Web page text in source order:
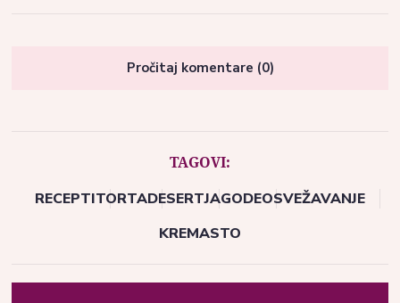
Pročitaj komentare (0)
TAGOVI:
RECEPTITORTADESERTJAGODEOSVEŽAVANJE
KREMASTO